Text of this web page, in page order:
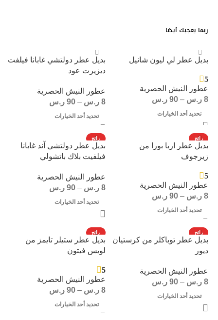
ربما يعجبك أيضا
بديل عطر لي ليون شانيل
5
عطور النيش الحصرية
8 ر.س –
90 ر.س
تحديد أحد الخيارات
بديل عطر دولتشي غابانا فيلفت
ديزيرت عود
عطور النيش الحصرية
8 ر.س –
90 ر.س
تحديد أحد الخيارات
رائج
بديل عطر اربا بورا من
زيرجوف
5
عطور النيش الحصرية
8 ر.س –
90 ر.س
تحديد أحد الخيارات
رائج
بديل عطر دولتشي آند غابانا
فيلفيت بلاك باتشولي
عطور النيش الحصرية
8 ر.س –
90 ر.س
تحديد أحد الخيارات
رائج
بديل عطر توباكلر من كرستيان
ديور
عطور النيش الحصرية
8 ر.س –
90 ر.س
تحديد أحد الخيارات
رائج
بديل عطر ستيلر تايمز من
لويس فيتون
5
عطور النيش الحصرية
8 ر.س –
90 ر.س
تحديد أحد الخيارات